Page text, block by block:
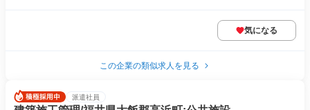
気になる
この企業の類似求人を見る
派遣社員